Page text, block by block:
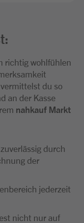
richtig wohlfühlen
du so
an der Kasse
nahkauf Markt
durch
der
jederzeit
nicht nur auf